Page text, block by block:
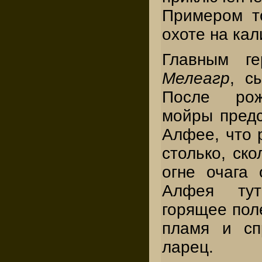
Примером
охоте на
Главным
Мелеагр,
После
мойры
Алфее, что
столько,
огне очага
Алфея
горящее
пламя и
ларец.